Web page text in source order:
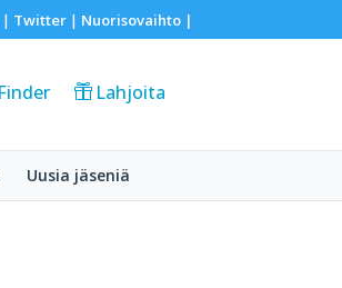
Twitter| Nuorisovaihto|
Lahjoita
Uusia jäseniä